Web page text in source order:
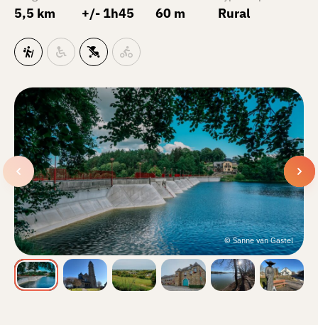
5,5 km +/- 1h45 60 m Rural
© Sanne van Gastel